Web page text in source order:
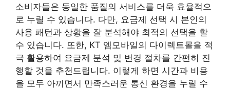
소비자들은 동일한 품질의 서비스를 더욱 효율적으
로 누릴 수 있습니다. 다만, 요금제 선택 시 본인의
사용 패턴과 상황을 잘 분석해야 최적의 선택을 할
수 있습니다. 또한, KT 엠모바일의 다이렉트몰을 적
극 활용하여 요금제 분석 및 변경 절차를 간편히 진
행할 것을 추천드립니다. 이렇게 하면 시간과 비용
을 모두 아끼면서 만족스러운 통신 환경을 누릴 수